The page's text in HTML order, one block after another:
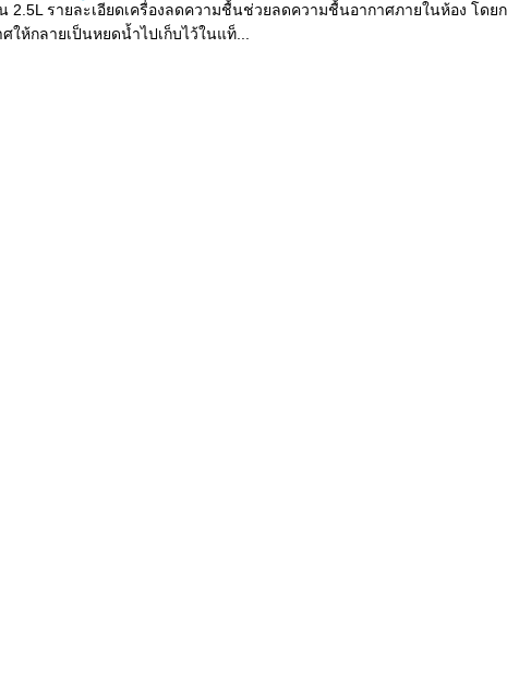
2.5L รายละเอียดเครื่องลดความชื้นช่วยลดความชื้นอากาศภายในห้อง โดย
ห้กลายเป็นหยดน้ำไปเก็บไว้ในแท็...